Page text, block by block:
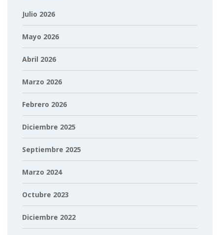
Julio 2026
Mayo 2026
Abril 2026
Marzo 2026
Febrero 2026
Diciembre 2025
Septiembre 2025
Marzo 2024
Octubre 2023
Diciembre 2022